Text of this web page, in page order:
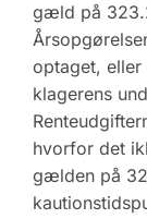
gæld på
optaget,
klagerens
hvorfor det
gælden på